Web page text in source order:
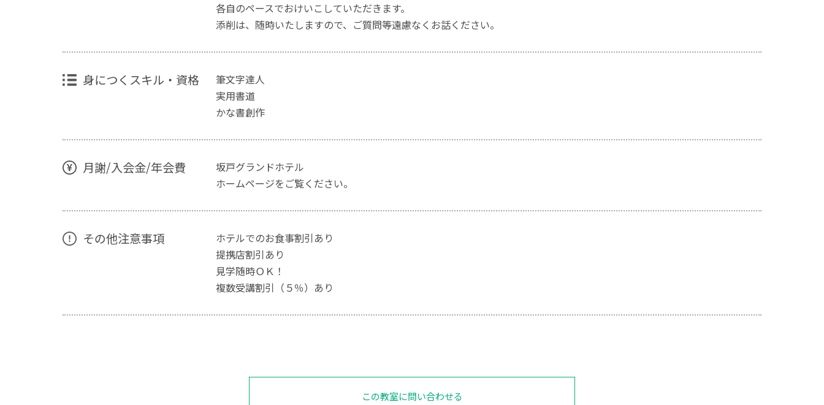
各自のペースでおけいこしていただきます。
添削は、随時いたしますので、ご質問等遠慮なくお話ください。
身につくスキル・資格
筆文字達人
実用書道
かな書創作
月謝/入会金/年会費
坂戸グランドホテル
ホームページをご覧ください。
その他注意事項
ホテルでのお食事割引あり
提携店割引あり
見学随時ＯＫ！
複数受講割引（５％）あり
この教室に問い合わせる